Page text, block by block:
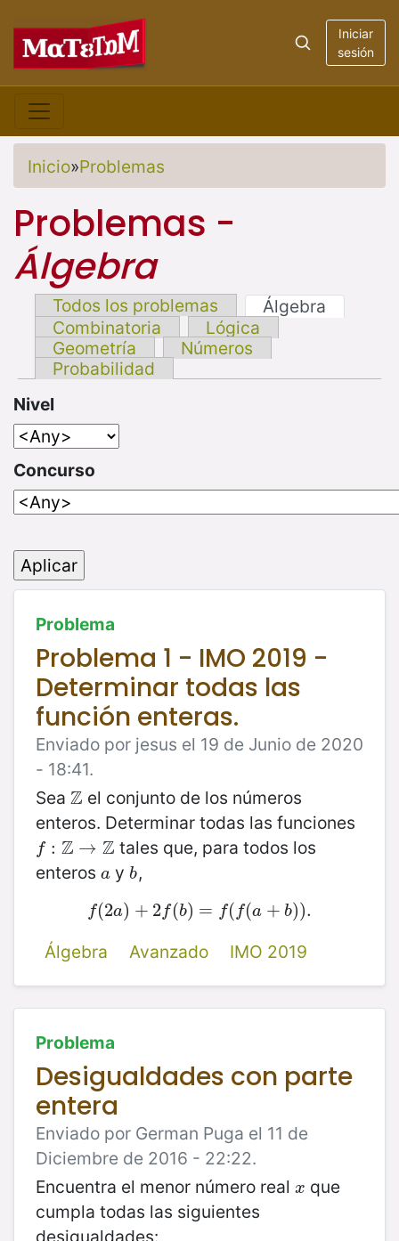
Iniciar
sesión
Inicio»Problemas
Problemas -
Álgebra
Todos los problemas
Álgebra
Combinatoria
Lógica
Geometría
Números
Probabilidad
Nivel
Concurso
Problema
Problema 1 - IMO 2019 -
Determinar todas las
función enteras.
Enviado por jesus el 19 de Junio de 2020
- 18:41.
Sea Z
Z el conjunto de los números
enteros. Determinar todas las funciones
f : Z → Z
f: Z →Z
tales que, para todos los
enteros a
a yb
b,
f(2a) + 2 f(b) = f( f(a + b)).
f(2 a) +2f(b )= (f( a+b)) .
Álgebra
Avanzado IMO 2019
Problema
Desigualdades con parte
entera
Enviado por German Puga el 11 de
Diciembre de 2016 - 22:22.
Encuentra el menor número real x
x que
cumpla todas las siguientes
desigualdades: